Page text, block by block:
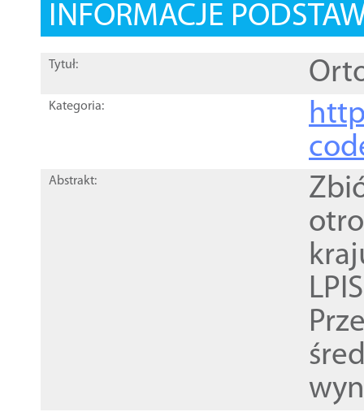
INFORMACJE
Tytuł:
Kategoria:
Abstrakt: